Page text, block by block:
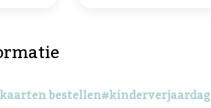
bestellen#kinderverjaardag